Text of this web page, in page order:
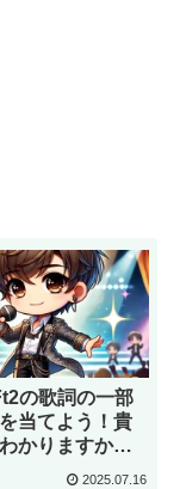
の歌詞の一部
当てよう！貴
かりますか？
2025.07.16